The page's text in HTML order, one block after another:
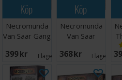
Köp
Necromunda
Van Saar Gang
399 SEK I lager: 3
Köp
Necromunda
Van Saar
cutt
368 SEK I lager: 1